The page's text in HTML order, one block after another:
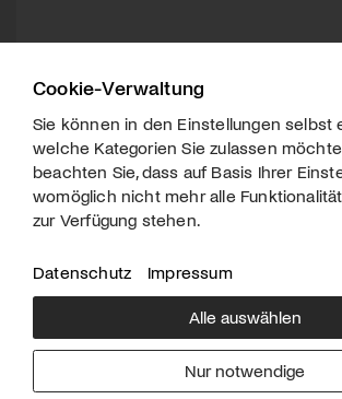
Über uns
Downloads
Werben
Cookie-Verwaltung
Sie können in den Einstellungen selbst
welche Kategorien Sie zulassen
beachten Sie, dass auf Basis Ihrer
womöglich nicht mehr alle
zur Verfügung stehen.
Datenschutz Impressum
Alle auswählen
Nur notwendige